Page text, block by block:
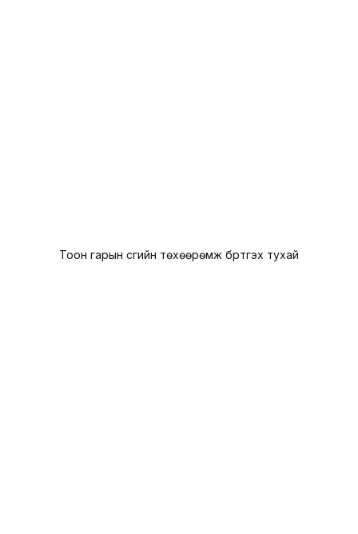
Тоон гарын үсгийн төхөөрөмж бүртгэх тухай